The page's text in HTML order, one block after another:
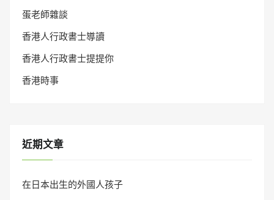
蛋老師雜談
香港人行政書士導讀
香港人行政書士提提你
香港時事
近期文章
在日本出生的外國人孩子